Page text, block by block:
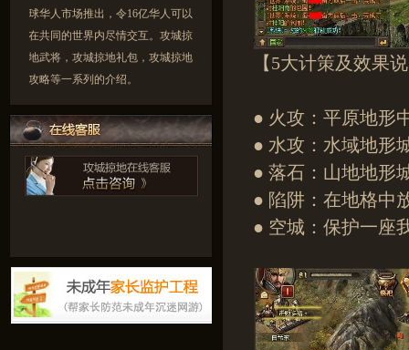
球华人市场推出，令16亿华人可以
在共同的世界内尽情交互。攻城掠
地武将，攻城掠地礼包，攻城掠地
攻略等一系列的介绍。
【5大计策及效果
● 火攻：平原地形
● 水攻：水域地形
● 落石：山地地形
● 陷阱：在地格中
● 空城：保护一座